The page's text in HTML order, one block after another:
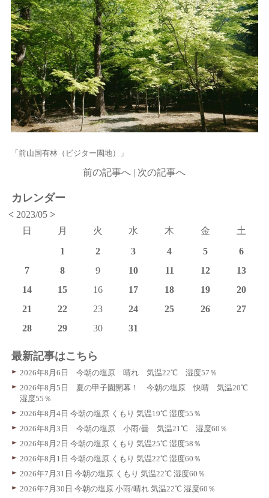
「前山国有林（ビジター園地）」
前の記事へ | 次の記事へ
カレンダー
< 2023/05>
日
月 火 水 木 金
土
1
2 3 4 5
6
7
8 9 10 11 12
13
14
15 16 17 18 19
20
21
22 23 24 25 26
27
28
29 30 31
最新記事はこちら
2026年8月6日 今朝の塩原 晴れ 気温22℃ 湿度57％
2026年8月5日 夏の甲子園開幕！ 今朝の塩原 快晴 気温20℃
湿度55％
2026年8月4日 今朝の塩原 くもり 気温19℃ 湿度55％
2026年8月3日 今朝の塩原 小雨/曇 気温21℃ 湿度60％
2026年8月2日 今朝の塩原 くもり 気温25℃ 湿度58％
2026年8月1日 今朝の塩原 くもり 気温22℃ 湿度60％
2026年7月31日 今朝の塩原 くもり 気温22℃ 湿度60％
2026年7月30日 今朝の塩原 小雨/晴れ 気温22℃ 湿度60％